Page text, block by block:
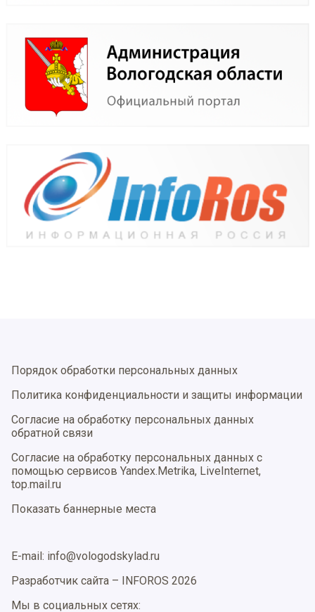
Порядок обработки персональных данных
Политика конфиденциальности и защиты информации
Согласие на обработку персональных данных
обратной связи
Согласие на обработку персональных данных с
помощью сервисов Yandex.Metrika, LiveInternet,
top.mail.ru
Показать баннерные места
E-mail: info@vologodskylad.ru
Разработчик сайта – INFOROS 2026
Мы в социальных сетях: